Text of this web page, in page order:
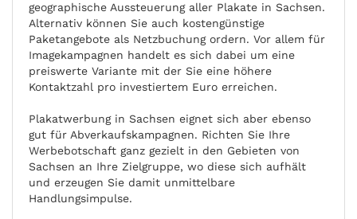
geographische Aussteuerung aller Plakate in Sachsen.
Alternativ können Sie auch kostengünstige
Paketangebote als Netzbuchung ordern. Vor allem für
Imagekampagnen handelt es sich dabei um eine
preiswerte Variante mit der Sie eine höhere
Kontaktzahl pro investiertem Euro erreichen.
Plakatwerbung in Sachsen eignet sich aber ebenso
gut für Abverkaufskampagnen. Richten Sie Ihre
Werbebotschaft ganz gezielt in den Gebieten von
Sachsen an Ihre Zielgruppe, wo diese sich aufhält
und erzeugen Sie damit unmittelbare
Handlungsimpulse.